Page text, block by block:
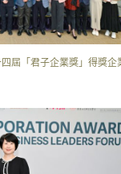
屆「君子企業獎」得獎企